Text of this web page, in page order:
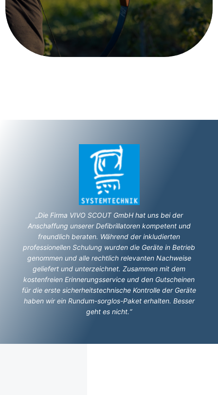
„Die Firma VIVO SCOUT GmbH hat uns bei der
Anschaffung unserer Defibrillatoren kompetent und
freundlich beraten. Während der inkludierten
professionellen Schulung wurden die Geräte in Betrieb
genommen und alle rechtlich relevanten Nachweise
geliefert und unterzeichnet. Zusammen mit dem
kostenfreien Erinnerungsservice und den Gutscheinen
für die erste sicherheitstechnische Kontrolle der Geräte
haben wir ein Rundum-sorglos-Paket erhalten. Besser
geht es nicht.“